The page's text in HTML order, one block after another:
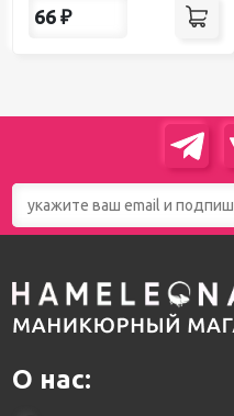
66 ₽
О нас: